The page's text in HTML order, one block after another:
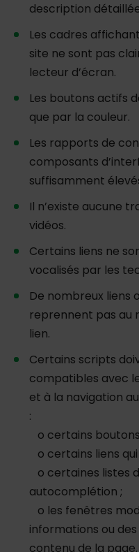
description
Les cadres
site ne sont pas
lecteur d’écran.
Les boutons actifs
que par la couleur.
Les rapports de
composants
suffisamment
Il n’existe aucune
vidéos.
Certains liens ne
vocalisés par les
De nombreux liens
reprennent pas au
lien.
Certains scripts
compatibles avec
et à la navigation
:
o certains
o certains liens
o certaines listes
autocomplétion ;
o les fenêtres
informations ou
contenu de la page.